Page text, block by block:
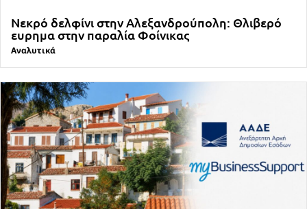
Νεκρό δελφίνι στην Αλεξανδρούπολη: Θλιβερό
ευρημα στην παραλία Φοίνικας
Αναλυτικά